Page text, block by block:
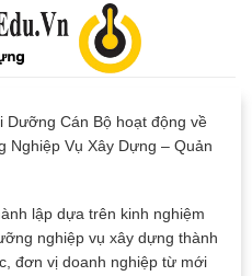
Dưỡng Cán Bộ hoạt động về
Nghiệp Vụ Xây Dựng – Quản
lập dựa trên kinh nghiệm
nghiệp vụ xây dựng thành
đơn vị doanh nghiệp từ mới